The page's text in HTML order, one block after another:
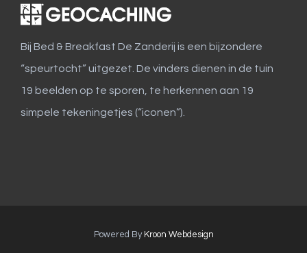
Bij Bed & Breakfast De Zanderij is een bijzondere
“speurtocht” uitgezet. De vinders dienen in de tuin
19 beelden op te sporen, te herkennen aan 19
simpele tekeningetjes (“iconen”).
Powered By Kroon Webdesign